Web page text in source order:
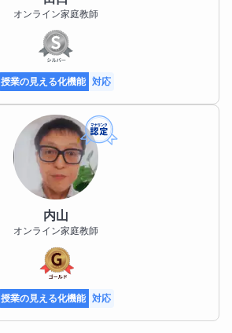
オンライン家庭教師
授業の見える化機能 対応
内山
オンライン家庭教師
授業の見える化機能 対応